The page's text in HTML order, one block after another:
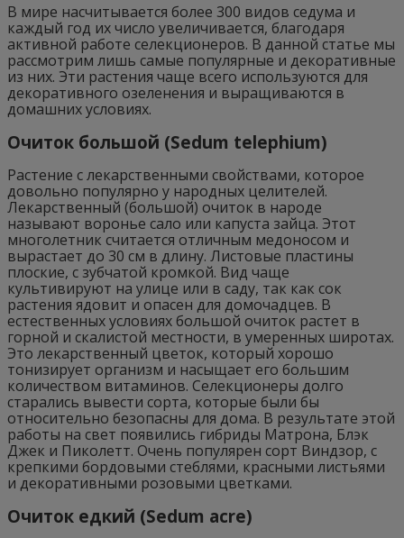
В мире насчитывается более 300 видов седума и
каждый год их число увеличивается, благодаря
активной работе селекционеров. В данной статье мы
рассмотрим лишь самые популярные и декоративные
из них. Эти растения чаще всего используются для
декоративного озеленения и выращиваются в
домашних условиях.
Очиток большой (Sedum telephium)
Растение с лекарственными свойствами, которое
довольно популярно у народных целителей.
Лекарственный (большой) очиток в народе
называют воронье сало или капуста зайца. Этот
многолетник считается отличным медоносом и
вырастает до 30 см в длину. Листовые пластины
плоские, с зубчатой кромкой. Вид чаще
культивируют на улице или в саду, так как сок
растения ядовит и опасен для домочадцев. В
естественных условиях большой очиток растет в
горной и скалистой местности, в умеренных широтах.
Это лекарственный цветок, который хорошо
тонизирует организм и насыщает его большим
количеством витаминов. Селекционеры долго
старались вывести сорта, которые были бы
относительно безопасны для дома. В результате этой
работы на свет появились гибриды Матрона, Блэк
Джек и Пиколетт. Очень популярен сорт Виндзор, с
крепкими бордовыми стеблями, красными листьями
и декоративными розовыми цветками.
Очиток едкий (Sedum acre)